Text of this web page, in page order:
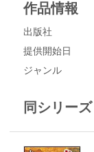
作品情報
出版社
提供開始日
ジャンル
同シリーズ